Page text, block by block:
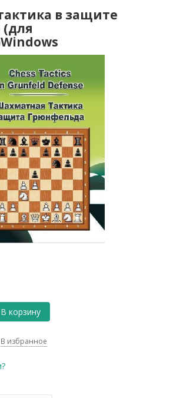
в защите
В корзину
В избранное